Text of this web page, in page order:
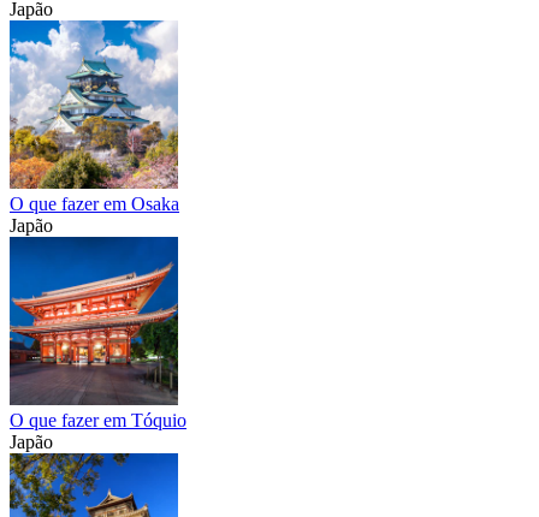
Japão
O que fazer em Osaka
Japão
O que fazer em Tóquio
Japão